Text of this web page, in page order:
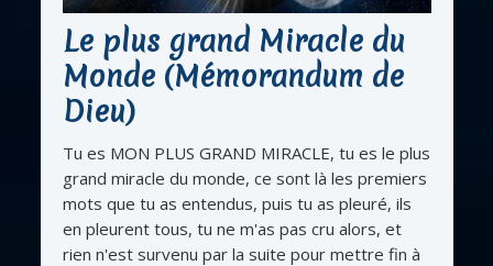
Le plus grand Miracle du
Monde (Mémorandum de
Dieu)
Tu es MON PLUS GRAND MIRACLE, tu es le plus
grand miracle du monde, ce sont là les premiers
mots que tu as entendus, puis tu as pleuré, ils
en pleurent tous, tu ne m'as pas cru alors, et
rien n'est survenu par la suite pour mettre fin à